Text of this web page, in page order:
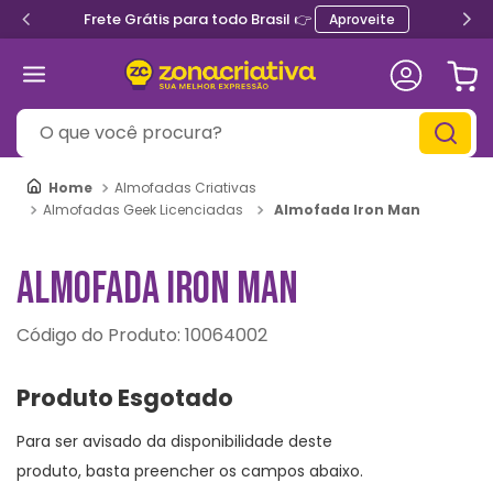
Frete Grátis para todo Brasil 👉 Aproveite
O que você procura?
Almofadas Criativas
Almofadas Geek Licenciadas
Almofada Iron Man
ALMOFADA IRON MAN
: 10064002